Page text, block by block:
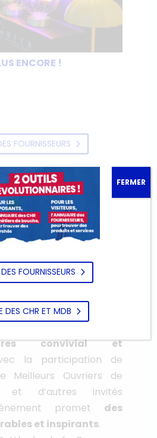
ENCORE !
FOURNISSEURS
ET DE
!
une multitude
convivial et
la participation de
Meilleurs Ouvriers de
et d’autres invités
promet des
et inspirants.
FOURNISSEURS
DES CHR ET MDB
FERMER